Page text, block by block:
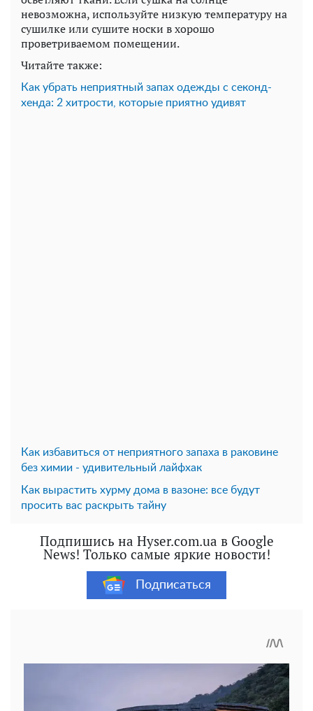
невозможна, используйте низкую температуру на
сушилке или сушите носки в хорошо
проветриваемом помещении.
Читайте также:
Как убрать неприятный запах одежды с секонд-
хенда: 2 хитрости, которые приятно удивят
Как избавиться от неприятного запаха в раковине
без химии - удивительный лайфхак
Как вырастить хурму дома в вазоне: все будут
просить вас раскрыть тайну
Подпишись на Hyser.com.ua в Google
News! Только самые яркие новости!
Подписаться